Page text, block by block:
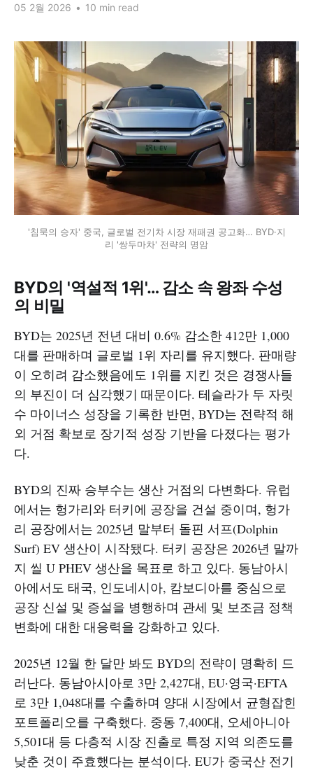
05 2월 2026 • 10 min read
'침묵의 승자' 중국, 글로벌 전기차 시장 재패권 공고화… BYD·지
리 '쌍두마차' 전략의 명암
BYD의 '역설적 1위'… 감소 속 왕좌 수성
의 비밀
BYD는 2025년 전년 대비 0.6% 감소한 412만 1,000
대를 판매하며 글로벌 1위 자리를 유지했다. 판매량
이 오히려 감소했음에도 1위를 지킨 것은 경쟁사들
의 부진이 더 심각했기 때문이다. 테슬라가 두 자릿
수 마이너스 성장을 기록한 반면, BYD는 전략적 해
외 거점 확보로 장기적 성장 기반을 다졌다는 평가
다.​
BYD의 진짜 승부수는 생산 거점의 다변화다. 유럽
에서는 헝가리와 터키에 공장을 건설 중이며, 헝가
리 공장에서는 2025년 말부터 돌핀 서프(Dolphin
Surf) EV 생산이 시작됐다. 터키 공장은 2026년 말까
지 씰 U PHEV 생산을 목표로 하고 있다. 동남아시
아에서도 태국, 인도네시아, 캄보디아를 중심으로
공장 신설 및 증설을 병행하며 관세 및 보조금 정책
변화에 대한 대응력을 강화하고 있다.
2025년 12월 한 달만 봐도 BYD의 전략이 명확히 드
러난다. 동남아시아로 3만 2,427대, EU·영국·EFTA
로 3만 1,048대를 수출하며 양대 시장에서 균형잡힌
포트폴리오를 구축했다. 중동 7,400대, 오세아니아
5,501대 등 다층적 시장 진출로 특정 지역 의존도를
낮춘 것이 주효했다는 분석이다. EU가 중국산 전기